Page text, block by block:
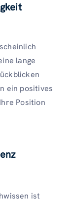
lange
ein positives
Position
ist